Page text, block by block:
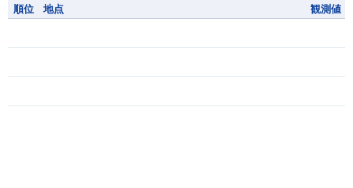
順位 地点 観測値